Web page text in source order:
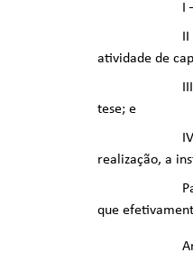
atividade de
tese; e
realização, a
que